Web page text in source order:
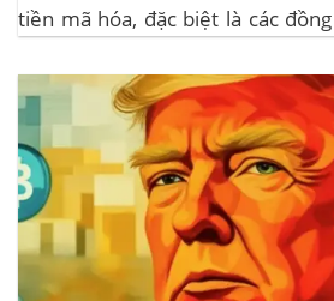
tiền mã hóa, đặc biệt là các
Government Efficiency) và chỉ
Beautiful Bill” của Trump,...